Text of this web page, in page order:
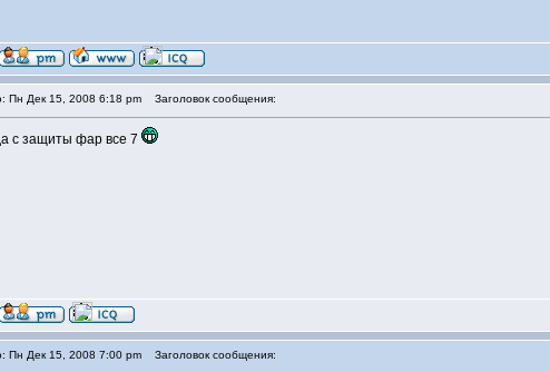
Пн Дек 15, 2008 6:18 pm Заголовок сообщения:
с защиты фар все 7
Пн Дек 15, 2008 7:00 pm Заголовок сообщения: